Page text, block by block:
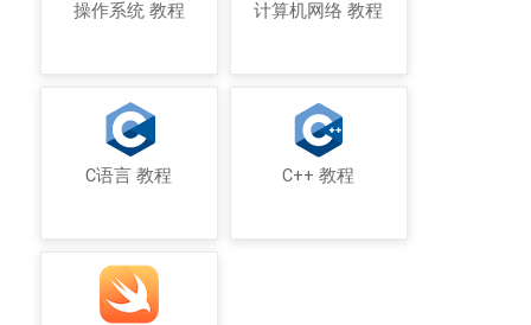
操作系统 教程 计算机网络 教程
C语言 教程 C++ 教程